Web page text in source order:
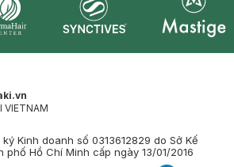
VIETNAM
Kinh doanh số 0313612829 do Sở Kế
Hồ Chí Minh cấp ngày 13/01/2016